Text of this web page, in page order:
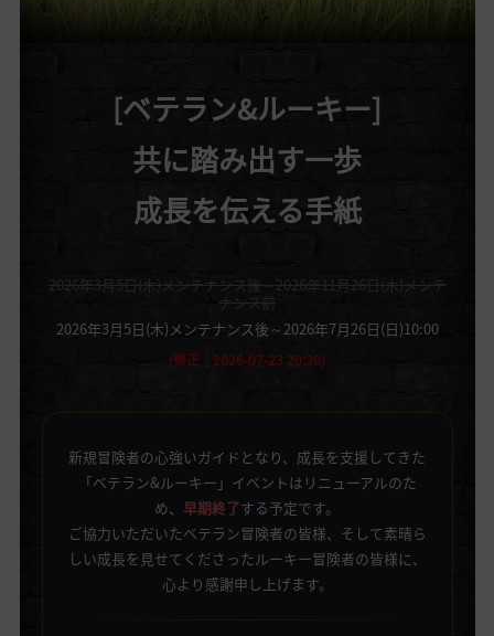
[ベテラン&ルーキー]
共に踏み出す一歩
成長を伝える手紙
2026年3月5日(木)メンテナンス後～2026年11月26日(木)メンテ
ナンス前
2026年3月5日(木)メンテナンス後～2026年7月26日(日)10:00
(修正：2026-07-23 20:30)
新規冒険者の心強いガイドとなり、成長を支援してきた
「ベテラン&ルーキー」イベントはリニューアルのた
め、 早期終了する予定です。
ご協力いただいたベテラン冒険者の皆様、そして素晴ら
しい成長を見せてくださったルーキー冒険者の皆様に、
心より感謝申し上げます。